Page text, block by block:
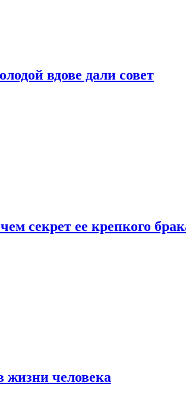
вдове дали совет
секрет ее крепкого
жизни человека